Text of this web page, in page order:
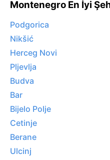
Montenegro En İyi
Podgorica
Nikšić
Herceg Novi
Pljevlja
Budva
Bar
Bijelo Polje
Cetinje
Berane
Ulcinj